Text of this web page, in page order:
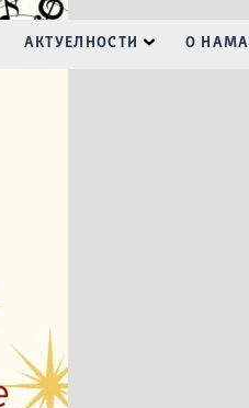
АКТУЕЛНОСТИ О НАМА